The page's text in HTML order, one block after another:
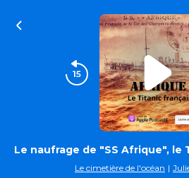
Le naufrage de "SS Afrique", le
Le cimetière de l'océan |